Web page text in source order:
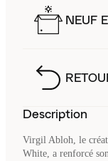
NEUF
Description
Virgil Abloh, le
White, a renforcé